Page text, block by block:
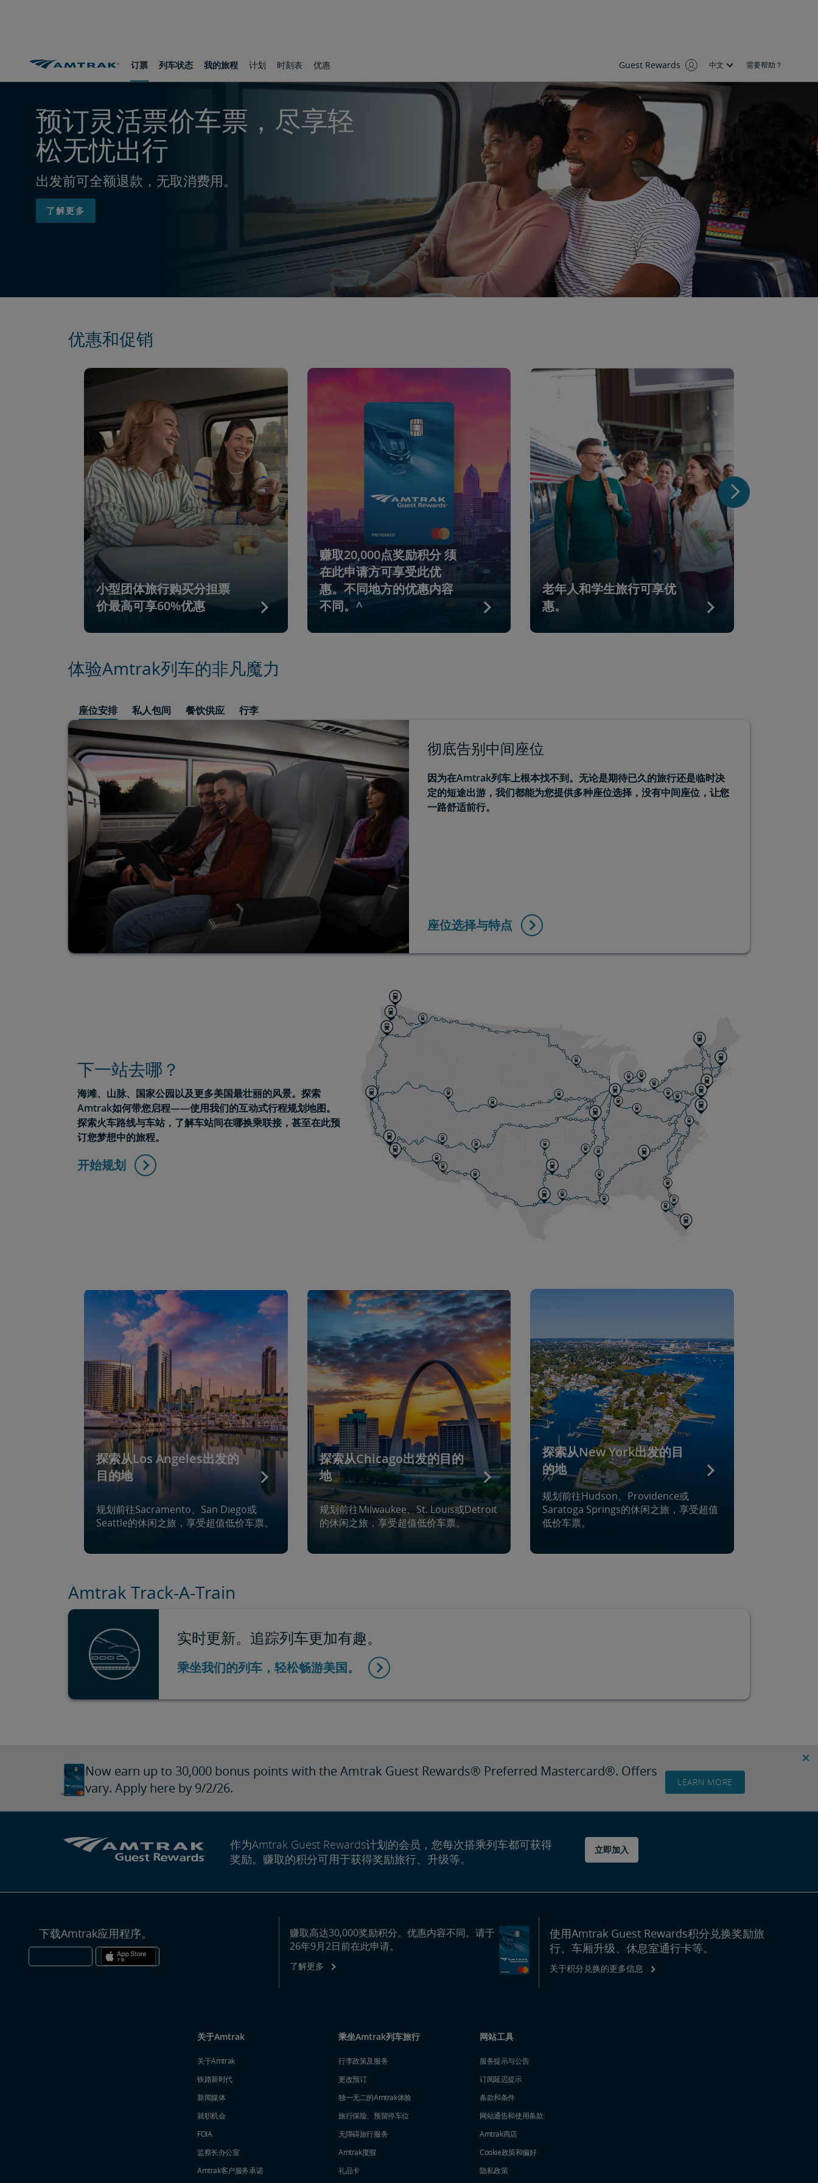
订票
列车状态 我的旅程 计划 时刻表 优惠 Guest Rewards 中文 需要帮助？
​​​​​​​预订灵活票价车票，尽享轻
松无忧出行
出发前可全额退款，无取消费用。
了解更多
优惠和促销
小型团体旅行购买分担票
价最高可享60%优惠
赚取20,000点奖励积分 须
在此申请方可享受此优
惠。不同地方的优惠内容
不同。^
老年人和学生旅行可享优
惠。
体验Amtrak列车的非凡魔力
座位安排 私人包间 餐饮供应 行李
彻底告别中间座位
因为在Amtrak列车上根本找不到。无论是期待已久的旅行还是临时决
定的短途出游，我们都能为您提供多种座位选择，没有中间座位，让您
一路舒适前行。
座位选择与特点
下一站去哪？
海滩、山脉、国家公园以及更多美国最壮丽的风景。探索
Amtrak如何带您启程——使用我们的互动式行程规划地图。
探索火车路线与车站，了解车站间在哪换乘联接，甚至在此预
订您梦想中的旅程。
开始规划
探索从Los Angeles出发的
目的地
规划前往Sacramento、San Diego或
Seattle的休闲之旅，享受超值低价车票。
探索从Chicago出发的目的
地
规划前往Milwaukee、St. Louis或Detroit
的休闲之旅，享受超值低价车票。
探索从New York出发的目
的地
规划前往Hudson、Providence或
Saratoga Springs的休闲之旅，享受超值
低价车票。
Amtrak Track-A-Train
实时更新。追踪列车更加有趣。
乘坐我们的列车，轻松畅游美国。
Now earn up to 30,000 bonus points with the Amtrak Guest Rewards® Preferred Mastercard®. Offers
vary. Apply here by 9/2/26.
LEARN MORE
作为Amtrak Guest Rewards计划的会员，您每次搭乘列车都可获得
奖励。赚取的积分可用于获得奖励旅行、升级等。
立即加入
下载Amtrak应用程序。
赚取高达30,000奖励积分。优惠内容不同。请于
26年9月2日前在此申请。
了解更多
使用Amtrak Guest Rewards积分兑换奖励旅
行、车厢升级、休息室通行卡等。
关于积分兑换的更多信息
关于Amtrak
关于Amtrak
铁路新时代
新闻媒体
就职机会
FOIA
监察长办公室
Amtrak​​​​​​​客户服务承诺
乘坐Amtrak列车旅行
行李政策及服务
更改预订
独一无二的Amtrak体验
旅行保险、预留停车位
无障碍旅行服务
Amtrak度假
礼品卡
网站工具
服务提示与公告
订阅延迟提示
条款和条件
网站通告和使用条款
Amtrak商店
Cookie政策和偏好
隐私政策